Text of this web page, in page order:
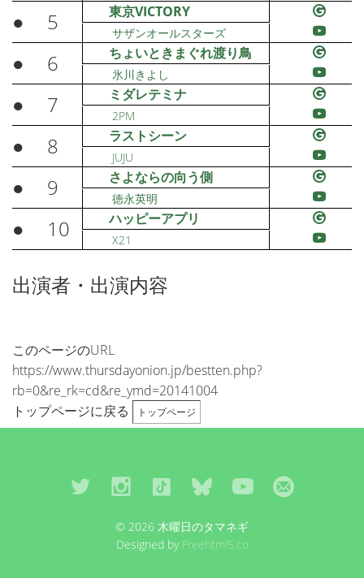
● 5 東京VICTORY
サザンオールスターズ
● 6 ちょいときまぐれ渡り鳥
氷川きよし
● 7 ミダレテミナ
2PM
● 8 ラストシーン
JUJU
● 9 さよならの向う側
徳永英明
● 10 ハッピーアプリ
X21
出演者・出演内容
このページのURL
https://www.thursdayonion.jp/bestten.php?
rb=0&re_rk=cd&re_ymd=20141004
トップページに戻る
トップページ
© 2026 木曜日のタマネギ
Designed by Freehtml5.co